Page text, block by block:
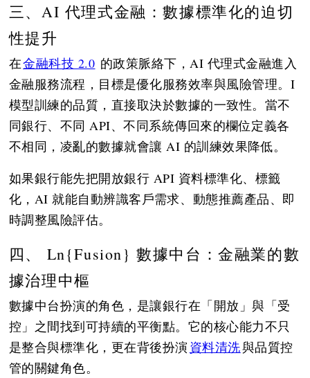
三、AI 代理式金融：數據標準化的迫切
性提升
在金融科技 2.0 的政策脈絡下，AI 代理式金融進入
金融服務流程，目標是優化服務效率與風險管理。I
模型訓練的品質，直接取決於數據的一致性。當不
同銀行、不同 API、不同系統傳回來的欄位定義各
不相同，凌亂的數據就會讓 AI 的訓練效果降低。
如果銀行能先把開放銀行 API 資料標準化、標籤
化，AI 就能自動辨識客戶需求、動態推薦產品、即
時調整風險評估。
四、 Ln{Fusion} 數據中台：金融業的數
據治理中樞
數據中台扮演的角色，是讓銀行在「開放」與「受
控」之間找到可持續的平衡點。它的核心能力不只
是整合與標準化，更在背後扮演 資料清洗與品質控
管的關鍵角色。